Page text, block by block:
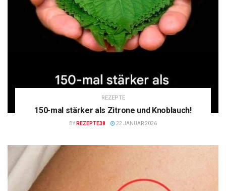
REZEPTE
150-mal stärker als Zitrone und Knoblauch!
BY REZEPTE38 22 JANUAR 2026